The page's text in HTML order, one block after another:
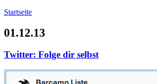
Startseite
01.12.13
Twitter: Folge dir selbst